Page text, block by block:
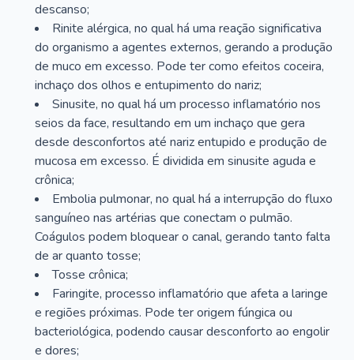
descanso;
Rinite alérgica, no qual há uma reação significativa
do organismo a agentes externos, gerando a produção
de muco em excesso. Pode ter como efeitos coceira,
inchaço dos olhos e entupimento do nariz;
Sinusite, no qual há um processo inflamatório nos
seios da face, resultando em um inchaço que gera
desde desconfortos até nariz entupido e produção de
mucosa em excesso. É dividida em sinusite aguda e
crônica;
Embolia pulmonar, no qual há a interrupção do fluxo
sanguíneo nas artérias que conectam o pulmão.
Coágulos podem bloquear o canal, gerando tanto falta
de ar quanto tosse;
Tosse crônica;
Faringite, processo inflamatório que afeta a laringe
e regiões próximas. Pode ter origem fúngica ou
bacteriológica, podendo causar desconforto ao engolir
e dores;